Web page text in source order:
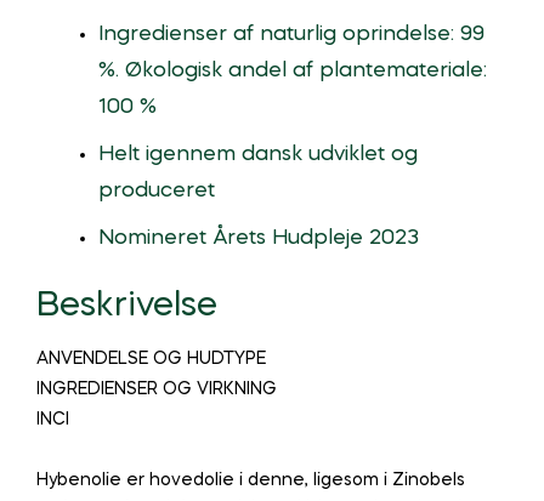
Ingredienser af naturlig oprindelse: 99
%. Økologisk andel af plantemateriale:
100 %
Helt igennem dansk udviklet og
produceret
Nomineret Årets Hudpleje 2023
Beskrivelse
ANVENDELSE OG HUDTYPE
INGREDIENSER OG VIRKNING
INCI
Hybenolie er hovedolie i denne, ligesom i Zinobels